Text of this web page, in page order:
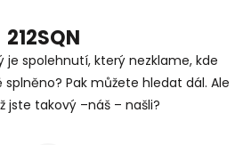
212SQN
je spolehnutí, který nezklame, kde
Pak můžete hledat dál. Ale
jste takový –náš – našli?